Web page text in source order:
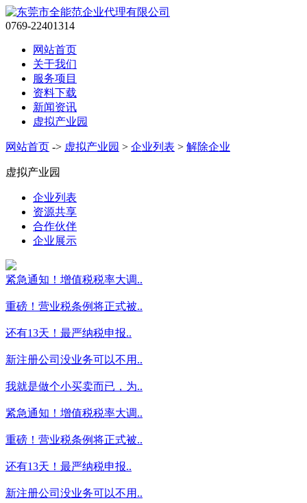
0769-22401314
网站首页
关于我们
服务项目
资料下载
新闻资讯
虚拟产业园
网站首页 -> 虚拟产业园 > 企业列表 > 解除企业
虚拟产业园
企业列表
资源共享
合作伙伴
企业展示
紧急通知！增值税税率大调..
重磅！营业税条例将正式被..
还有13天！最严纳税申报..
新注册公司没业务可以不用..
我就是做个小买卖而已，为..
紧急通知！增值税税率大调..
重磅！营业税条例将正式被..
还有13天！最严纳税申报..
新注册公司没业务可以不用..